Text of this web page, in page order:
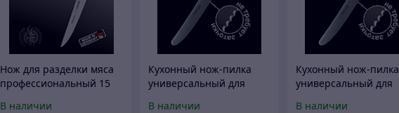
Нож для разделки мяса
профессиональный 15
В наличии
Кухонный нож-пилка
универсальный для
В наличии
Кухонный нож-пилка
универсальный для
В наличии